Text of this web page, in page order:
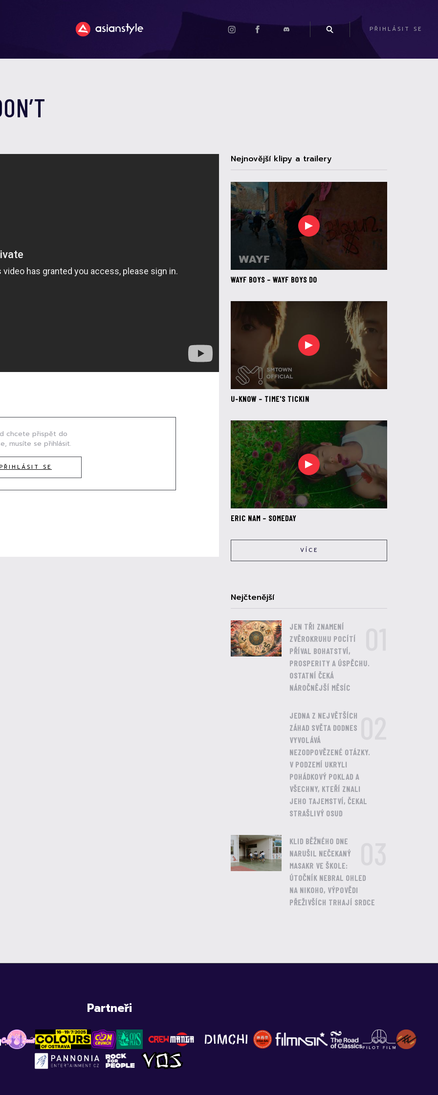
PŘIHLÁSIT SE
chcete přispět do
musíte se přihlásit.
SE
Nejnovější klipy a trailery
WAYF BOYS – WAYF BOYS DO
U-KNOW – TIME'S TICKIN
ERIC NAM – SOMEDAY
VÍCE
Nejčtenější
JEN TŘI ZNAMENÍ
ZVĚROKRUHU POCÍTÍ
PŘÍVAL BOHATSTVÍ,
PROSPERITY A ÚSPĚCHU.
OSTATNÍ ČEKÁ
NÁROČNĚJŠÍ MĚSÍC
JEDNA Z NEJVĚTŠÍCH
ZÁHAD SVĚTA DODNES
VYVOLÁVÁ
NEZODPOVĚZENÉ OTÁZKY.
V PODZEMÍ UKRYLI
POHÁDKOVÝ POKLAD A
VŠECHNY, KTEŘÍ ZNALI
JEHO TAJEMSTVÍ, ČEKAL
STRAŠLIVÝ OSUD
KLID BĚŽNÉHO DNE
NARUŠIL NEČEKANÝ
MASAKR VE ŠKOLE:
ÚTOČNÍK NEBRAL OHLED
NA NIKOHO, VÝPOVĚDI
PŘEŽIVŠÍCH TRHAJÍ SRDCE
Partneři